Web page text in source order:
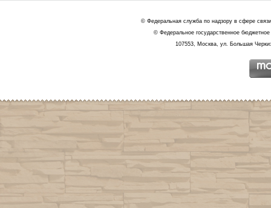
© Федеральная служба по надзору в сфере
© Федеральное государственное
107553, Москва, ул. Большая